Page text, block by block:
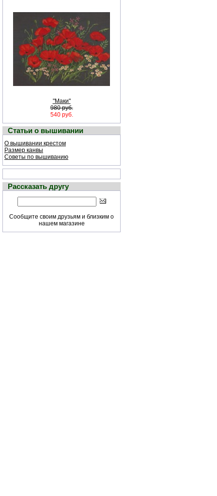
"Маки"
980 руб.
540 руб.
Статьи о вышивании
О вышивании крестом
Размер канвы
Советы по вышиванию
Рассказать другу
Сообщите своим друзьям и близким о
нашем магазине